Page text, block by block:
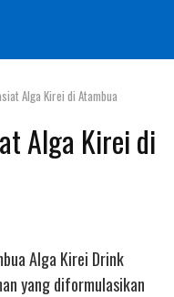
Alga Kirei di Atambua
Alga Kirei di
Alga Kirei Drink
yang diformulasikan